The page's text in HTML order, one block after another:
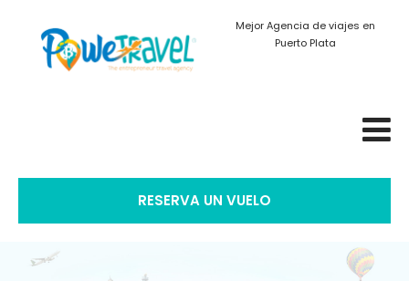
Mejor Agencia de viajes en
Puerto Plata
RESERVA UN VUELO